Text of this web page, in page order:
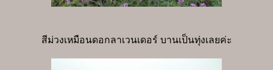
สีม่วงเหมือนดอกลาเวนเดอร์ บานเป็นทุ่งเลยค่ะ